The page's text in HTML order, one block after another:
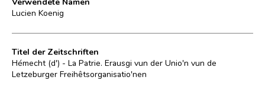
Lucien Koenig
Titel der Zeitschriften
Hémecht (d') - La Patrie. Erausgi vun der Unio'n vun de
Letzeburger Freihêtsorganisatio'nen